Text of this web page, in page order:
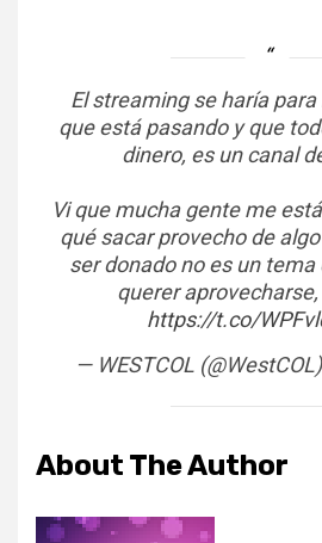
El streaming se haría
que está pasando y que
dinero, es un canal
Vi que mucha gente me
qué sacar provecho de
ser donado no es un tema
querer
https://t.co/
— WESTCOL (@WestCOL)
About The Author